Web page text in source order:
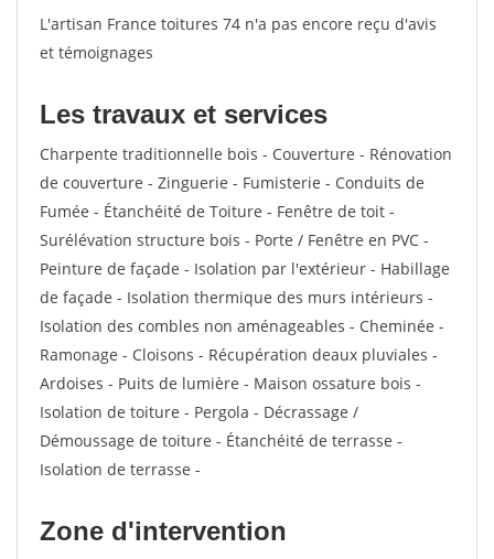
L'artisan France toitures 74 n'a pas encore reçu d'avis
et témoignages
Les travaux et services
Charpente traditionnelle bois - Couverture - Rénovation
de couverture - Zinguerie - Fumisterie - Conduits de
Fumée - Étanchéité de Toiture - Fenêtre de toit -
Surélévation structure bois - Porte / Fenêtre en PVC -
Peinture de façade - Isolation par l'extérieur - Habillage
de façade - Isolation thermique des murs intérieurs -
Isolation des combles non aménageables - Cheminée -
Ramonage - Cloisons - Récupération deaux pluviales -
Ardoises - Puits de lumière - Maison ossature bois -
Isolation de toiture - Pergola - Décrassage /
Démoussage de toiture - Étanchéité de terrasse -
Isolation de terrasse -
Zone d'intervention